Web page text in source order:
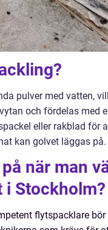
pulver med vatten,
och fördelas med
eller rakblad för
kan golvet läggas på.
när man
Stockholm?
flytspacklare